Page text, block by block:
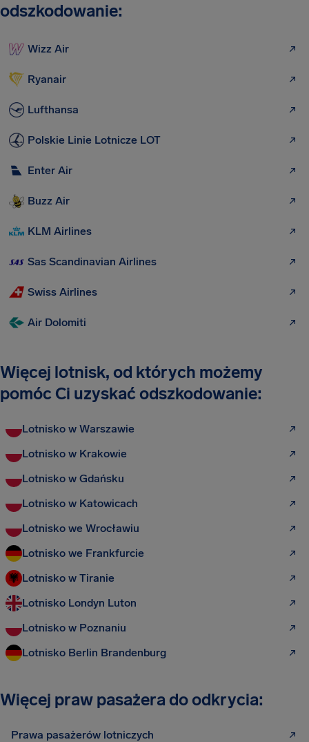
odszkodowanie:
Wizz Air
Ryanair
Lufthansa
Polskie Linie Lotnicze LOT
Enter Air
Buzz Air
KLM Airlines
Sas Scandinavian Airlines
Swiss Airlines
Air Dolomiti
Więcej lotnisk, od których możemy
pomóc Ci uzyskać odszkodowanie:
Lotnisko w Warszawie
Lotnisko w Krakowie
Lotnisko w Gdańsku
Lotnisko w Katowicach
Lotnisko we Wrocławiu
Lotnisko we Frankfurcie
Lotnisko w Tiranie
Lotnisko Londyn Luton
Lotnisko w Poznaniu
Lotnisko Berlin Brandenburg
Więcej praw pasażera do odkrycia:
Prawa pasażerów lotniczych